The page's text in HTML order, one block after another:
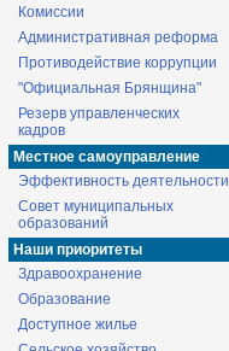
Комиссии
Административная реформа
Противодействие коррупции
"Официальная Брянщина"
Резерв управленческих
кадров
Местное самоуправление
Эффективность деятельности
Совет муниципальных
образований
Наши приоритеты
Здравоохранение
Образование
Доступное жилье